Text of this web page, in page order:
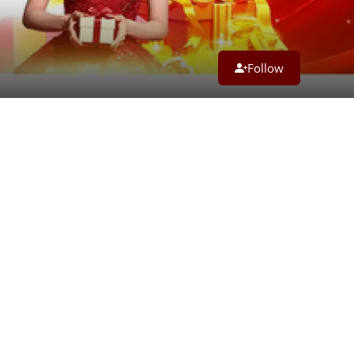
Follow